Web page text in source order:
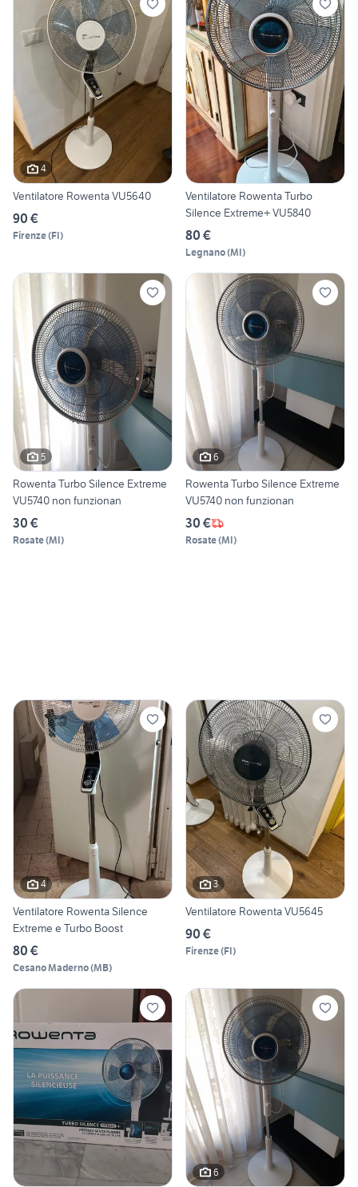
4
Ventilatore Rowenta VU5640
90 €
Firenze(FI)
Ventilatore Rowenta Turbo
Silence Extreme+ VU5840
80 €
Legnano(MI)
5
Rowenta Turbo Silence Extreme
VU5740 non funzionan
30 €
Rosate(MI)
6
Rowenta Turbo Silence Extreme
VU5740 non funzionan
30 €
Rosate(MI)
4
Ventilatore Rowenta Silence
Extreme e Turbo Boost
80 €
Cesano Maderno(MB)
3
Ventilatore Rowenta VU5645
90 €
Firenze(FI)
6